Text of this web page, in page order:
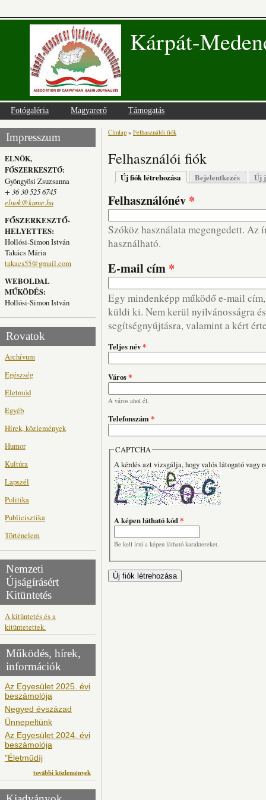
Kárpát-
Fotógaléria Magyarerő Támogatás
Impresszum
ELNÖK,
FŐSZERKESZTŐ:
Gyöngyösi Zsuzsanna
+ 36 30 525 6745
elnok@kame.hu
FŐSZERKESZTŐ-
HELYETTES:
Hollósi-Simon István
Takács Mária
takacs55@gmail.com
WEBOLDAL
MŰKÖDÉS:
Hollósi-Simon István
Rovatok
Archívum
Egészség
Életmód
Egyéb
Hírek, közlemények
Humor
Kultúra
Lapszél
Politika
Publicisztika
Történelem
Nemzeti
Újságírásért
Kitüntetés
A kitüntetés és a
kitüntetettek.
Működés, hírek,
információk
Az Egyesület 2025. évi
beszámolója
Negyed évszázad
Ünnepeltünk
Az Egyesület 2024. évi
beszámolója
"Életműdíj
további közlemények
Jelenlegi hely
Címlap » Felhasználói fiók
Felhasználói fiók
Elsődleges fülek
Új fiók létrehozása (aktív fül)
Bejelentkezés Új
Felhasználónév *
Szóköz használata megengedett. Az
használható.
E-mail cím *
Egy mindenképp működő e-mail
küldi ki. Nem kerül nyilvánosságra
segítségnyújtásra, valamint a kért
Teljes név*
Város*
A város ahol él.
Telefonszám*
CAPTCHA
A kérdés azt vizsgálja, hogy valós látogató vagy
A képen látható kód*
Be kell írni a képen látható karaktereket.